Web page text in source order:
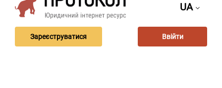
UA
Зареєструватися Ввійти